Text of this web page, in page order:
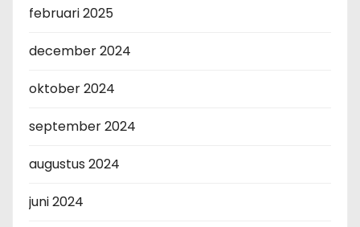
februari 2025
december 2024
oktober 2024
september 2024
augustus 2024
juni 2024